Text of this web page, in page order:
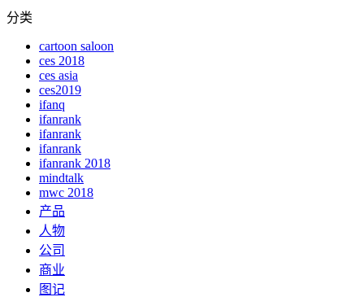
分类
cartoon saloon
ces 2018
ces asia
ces2019
ifanq
ifanrank
ifanrank
ifanrank
ifanrank 2018
mindtalk
mwc 2018
产品
人物
公司
商业
图记